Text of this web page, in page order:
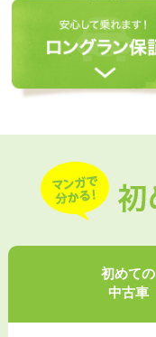
初めての
中古車